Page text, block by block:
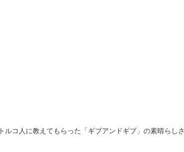
トルコ人に教えてもらった「ギブアンドギブ」の素晴らしさ